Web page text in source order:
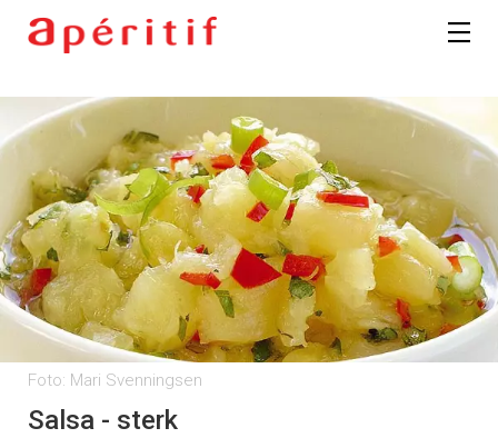
Foto: Mari Svenningsen
Salsa - sterk